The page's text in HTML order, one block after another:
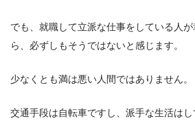
でも、就職して立派な仕事をしている人
ら、必ずしもそうではないと感じます。
少なくとも満は悪い人間ではありません。
交通手段は自転車ですし、派手な生活はし